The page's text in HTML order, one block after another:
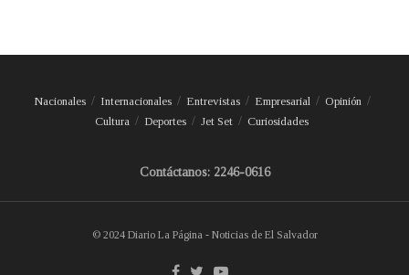
Nacionales Internacionales Entrevistas Empresarial
Opinión
Cultura
Deportes Jet Set Curiosidades
Contáctanos: 2246-0616
© 2024 Diario La Página - Noticias de El Salvador